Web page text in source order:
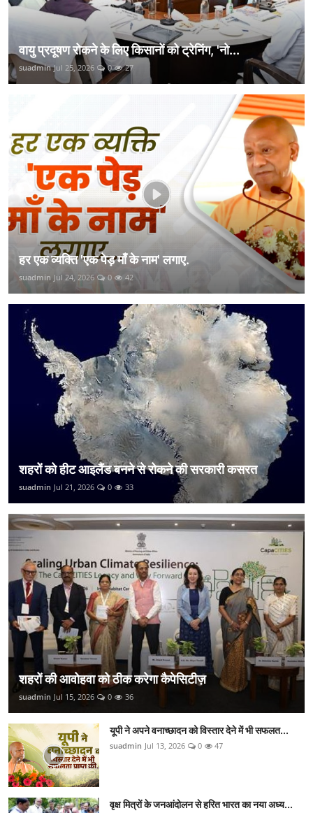
वायु प्रदूषण रोकने के लिए किसानों को ट्रेनिंग, 'नो...
suadmin Jul 25, 2026 0 27
हर एक व्यक्ति 'एक पेड़ माँ के नाम' लगाए.
suadmin Jul 24, 2026 0 42
शहरों को हीट आइलैंड बनने से रोकने की सरकारी कसरत
suadmin Jul 21, 2026 0 33
शहरों की आवोहवा को ठीक करेगा कैपेसिटीज़
suadmin Jul 15, 2026 0 36
यूपी ने अपने वनाच्छादन को विस्तार देने में भी सफलत...
suadmin Jul 13, 2026 0 47
वृक्ष मित्रों के जनआंदोलन से हरित भारत का नया अध्य...